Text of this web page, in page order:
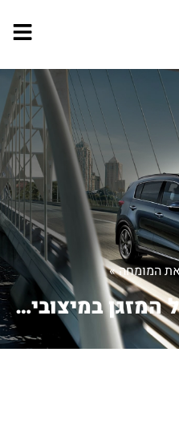
המומחה»
בהמשך לשאלתי על המזגן במיצובישי.רציתי...